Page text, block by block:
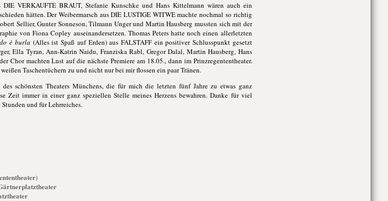
VERKAUFTE BRAUT, Stefanie Kunschke und Hans Kittelmann wären auch ein
hätten. Der Weibermarsch aus DIE LUSTIGE WITWE machte nochmal so richtig
Sellier, Gunter Sonneson, Tilmann Unger und Martin Hausberg mussten sich mit der
von Fiona Copley auseinandersetzen. Thomas Peters hatte noch einen allerletzten
è burla (Alles ist Spaß auf Erden) aus FALSTAFF ein positiver Schlusspunkt gesetzt
Ella Tyran, Ann-Katrin Naidu, Franziska Rabl, Gregor Dalal, Martin Hausberg, Hans
machten Lust auf die nächste Premiere am 18.05., dann im Prinzregententheater.
Taschentüchern zu und nicht nur bei mir flossen ein paar Tränen.
schönsten Theaters Münchens, die für mich die letzten fünf Jahre zu etwas ganz
Zeit immer in einer ganz speziellen Stelle meines Herzens bewahren. Danke für viel
und für Lehrreiches.